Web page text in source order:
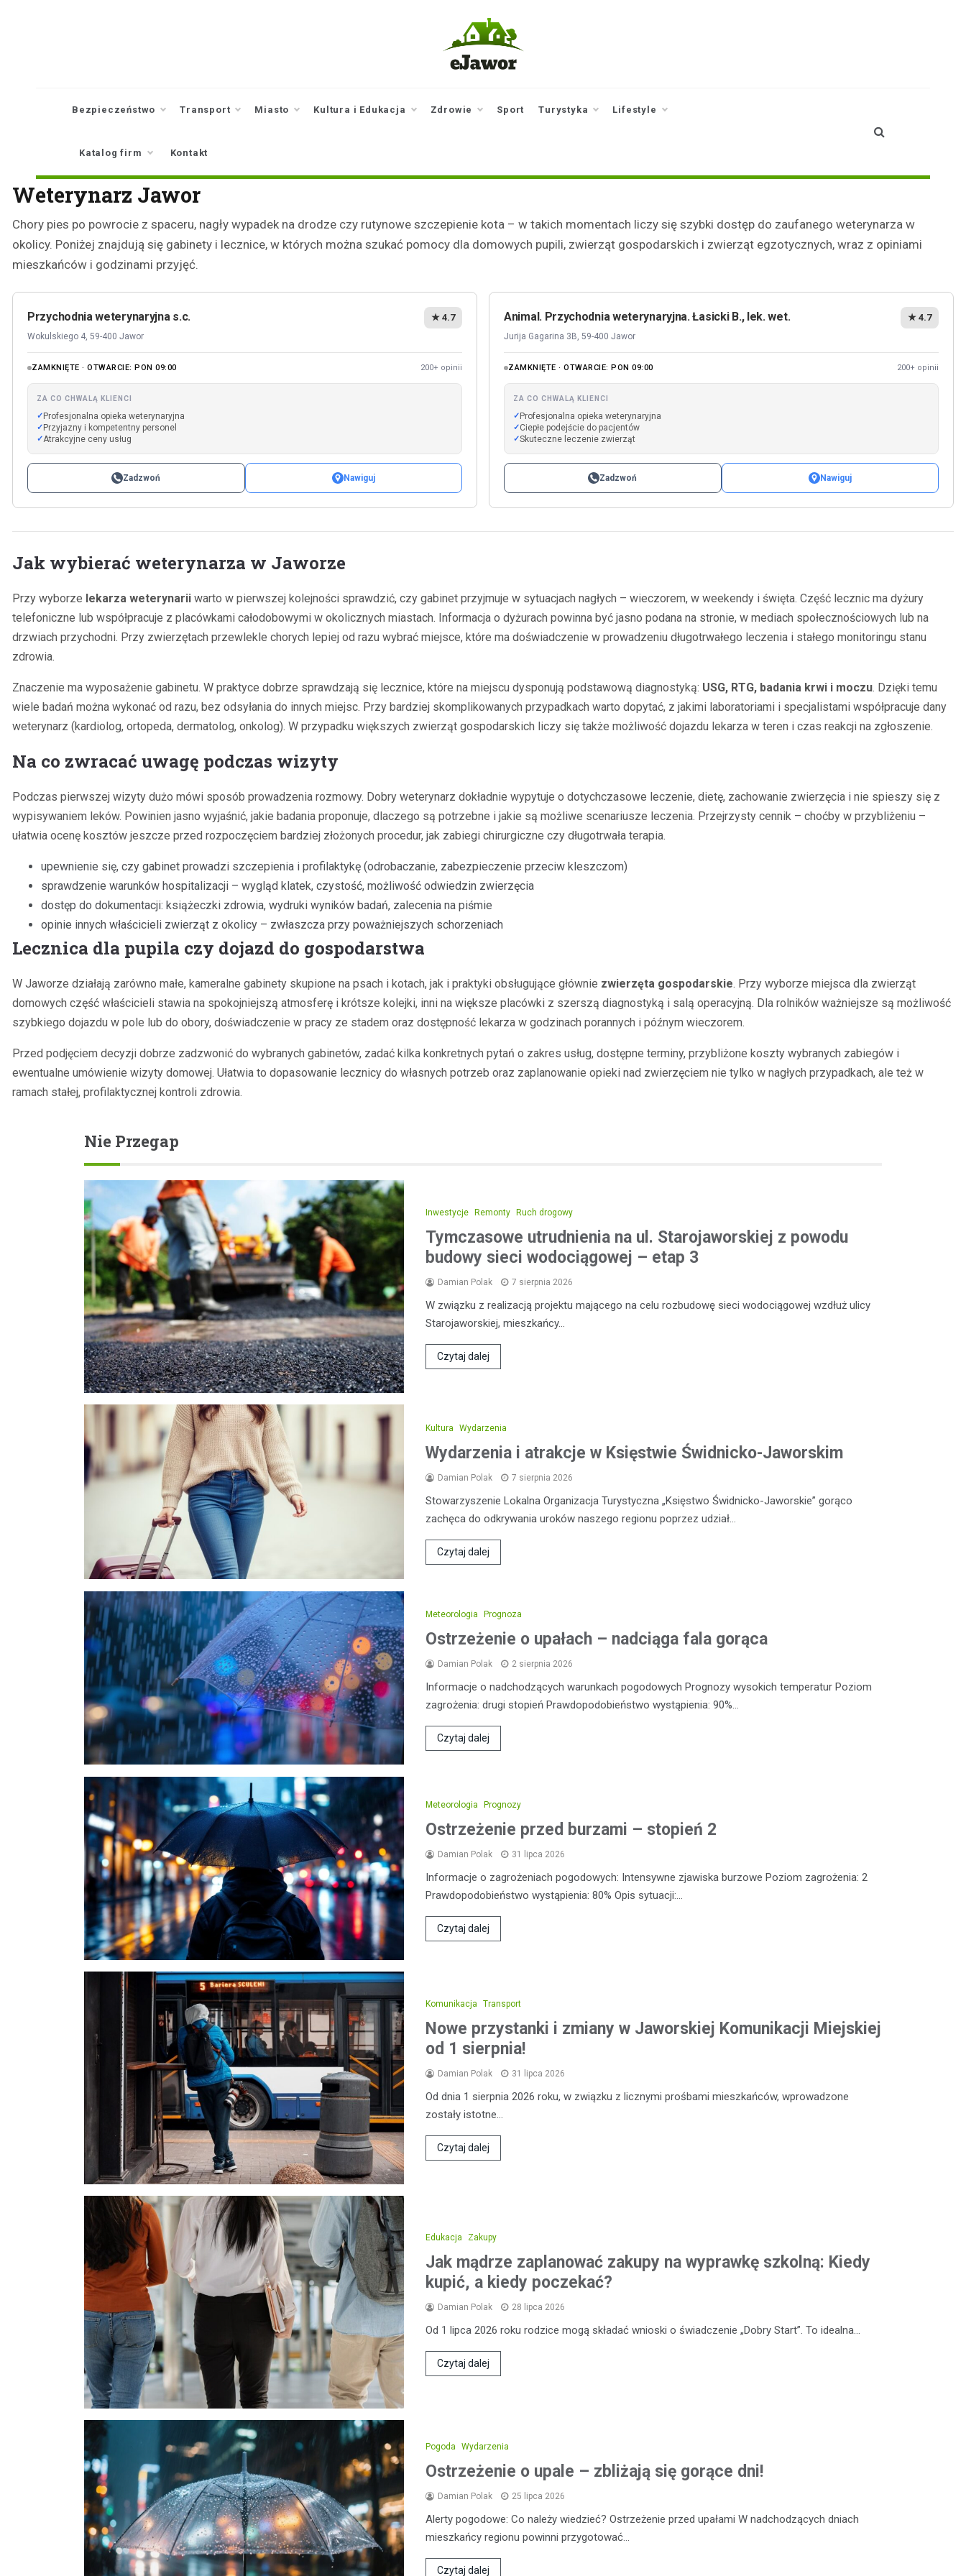
Jawora
Bezpieczeństwo Transport Miasto Kultura i Edukacja Zdrowie Sport Turystyka Lifestyle
Katalog firm Kontakt
Weterynarz Jawor
Chory pies po powrocie z spaceru, nagły wypadek na drodze czy rutynowe szczepienie kota – w takich momentach liczy się szybki dostęp do zaufanego weterynarza w
okolicy. Poniżej znajdują się gabinety i lecznice, w których można szukać pomocy dla domowych pupili, zwierząt gospodarskich i zwierząt egzotycznych, wraz z opiniami
mieszkańców i godzinami przyjęć.
Przychodnia weterynaryjna s.c.
Wokulskiego 4, 59-400 Jawor
★ 4.7
ZAMKNIĘTE · OTWARCIE: PON 09:00 200+ opinii
ZA CO CHWALĄ KLIENCI
Profesjonalna opieka weterynaryjna
Przyjazny i kompetentny personel
Atrakcyjne ceny usług
Zadzwoń Nawiguj
Animal. Przychodnia weterynaryjna. Łasicki B., lek. wet.
Jurija Gagarina 3B, 59-400 Jawor
★ 4.7
ZAMKNIĘTE · OTWARCIE: PON 09:00 200+ opinii
ZA CO CHWALĄ KLIENCI
Profesjonalna opieka weterynaryjna
Ciepłe podejście do pacjentów
Skuteczne leczenie zwierząt
Zadzwoń Nawiguj
Jak wybierać weterynarza w Jaworze
Przy wyborze lekarza weterynarii warto w pierwszej kolejności sprawdzić, czy gabinet przyjmuje w sytuacjach nagłych – wieczorem, w weekendy i święta. Część lecznic ma dyżury
telefoniczne lub współpracuje z placówkami całodobowymi w okolicznych miastach. Informacja o dyżurach powinna być jasno podana na stronie, w mediach społecznościowych lub na
drzwiach przychodni. Przy zwierzętach przewlekle chorych lepiej od razu wybrać miejsce, które ma doświadczenie w prowadzeniu długotrwałego leczenia i stałego monitoringu stanu
zdrowia.
Znaczenie ma wyposażenie gabinetu. W praktyce dobrze sprawdzają się lecznice, które na miejscu dysponują podstawową diagnostyką: USG, RTG, badania krwi i moczu. Dzięki temu
wiele badań można wykonać od razu, bez odsyłania do innych miejsc. Przy bardziej skomplikowanych przypadkach warto dopytać, z jakimi laboratoriami i specjalistami współpracuje dany
weterynarz (kardiolog, ortopeda, dermatolog, onkolog). W przypadku większych zwierząt gospodarskich liczy się także możliwość dojazdu lekarza w teren i czas reakcji na zgłoszenie.
Na co zwracać uwagę podczas wizyty
Podczas pierwszej wizyty dużo mówi sposób prowadzenia rozmowy. Dobry weterynarz dokładnie wypytuje o dotychczasowe leczenie, dietę, zachowanie zwierzęcia i nie spieszy się z
wypisywaniem leków. Powinien jasno wyjaśnić, jakie badania proponuje, dlaczego są potrzebne i jakie są możliwe scenariusze leczenia. Przejrzysty cennik – choćby w przybliżeniu –
ułatwia ocenę kosztów jeszcze przed rozpoczęciem bardziej złożonych procedur, jak zabiegi chirurgiczne czy długotrwała terapia.
upewnienie się, czy gabinet prowadzi szczepienia i profilaktykę (odrobaczanie, zabezpieczenie przeciw kleszczom)
sprawdzenie warunków hospitalizacji – wygląd klatek, czystość, możliwość odwiedzin zwierzęcia
dostęp do dokumentacji: książeczki zdrowia, wydruki wyników badań, zalecenia na piśmie
opinie innych właścicieli zwierząt z okolicy – zwłaszcza przy poważniejszych schorzeniach
Lecznica dla pupila czy dojazd do gospodarstwa
W Jaworze działają zarówno małe, kameralne gabinety skupione na psach i kotach, jak i praktyki obsługujące głównie zwierzęta gospodarskie. Przy wyborze miejsca dla zwierząt
domowych część właścicieli stawia na spokojniejszą atmosferę i krótsze kolejki, inni na większe placówki z szerszą diagnostyką i salą operacyjną. Dla rolników ważniejsze są możliwość
szybkiego dojazdu w pole lub do obory, doświadczenie w pracy ze stadem oraz dostępność lekarza w godzinach porannych i późnym wieczorem.
Przed podjęciem decyzji dobrze zadzwonić do wybranych gabinetów, zadać kilka konkretnych pytań o zakres usług, dostępne terminy, przybliżone koszty wybranych zabiegów i
ewentualne umówienie wizyty domowej. Ułatwia to dopasowanie lecznicy do własnych potrzeb oraz zaplanowanie opieki nad zwierzęciem nie tylko w nagłych przypadkach, ale też w
ramach stałej, profilaktycznej kontroli zdrowia.
Nie Przegap
Inwestycje Remonty Ruch drogowy
Tymczasowe utrudnienia na ul. Starojaworskiej z powodu
budowy sieci wodociągowej – etap 3
Damian Polak 7 sierpnia 2026
W związku z realizacją projektu mającego na celu rozbudowę sieci wodociągowej wzdłuż ulicy
Starojaworskiej, mieszkańcy…
Czytaj dalej
Kultura Wydarzenia
Wydarzenia i atrakcje w Księstwie Świdnicko-Jaworskim
Damian Polak 7 sierpnia 2026
Stowarzyszenie Lokalna Organizacja Turystyczna „Księstwo Świdnicko-Jaworskie” gorąco
zachęca do odkrywania uroków naszego regionu poprzez udział…
Czytaj dalej
Meteorologia Prognoza
Ostrzeżenie o upałach – nadciąga fala gorąca
Damian Polak 2 sierpnia 2026
Informacje o nadchodzących warunkach pogodowych Prognozy wysokich temperatur Poziom
zagrożenia: drugi stopień Prawdopodobieństwo wystąpienia: 90%…
Czytaj dalej
Meteorologia Prognozy
Ostrzeżenie przed burzami – stopień 2
Damian Polak 31 lipca 2026
Informacje o zagrożeniach pogodowych: Intensywne zjawiska burzowe Poziom zagrożenia: 2
Prawdopodobieństwo wystąpienia: 80% Opis sytuacji:…
Czytaj dalej
Komunikacja Transport
Nowe przystanki i zmiany w Jaworskiej Komunikacji Miejskiej
od 1 sierpnia!
Damian Polak 31 lipca 2026
Od dnia 1 sierpnia 2026 roku, w związku z licznymi prośbami mieszkańców, wprowadzone
zostały istotne…
Czytaj dalej
Edukacja Zakupy
Jak mądrze zaplanować zakupy na wyprawkę szkolną: Kiedy
kupić, a kiedy poczekać?
Damian Polak 28 lipca 2026
Od 1 lipca 2026 roku rodzice mogą składać wnioski o świadczenie „Dobry Start”. To idealna…
Czytaj dalej
Pogoda Wydarzenia
Ostrzeżenie o upale – zbliżają się gorące dni!
Damian Polak 25 lipca 2026
Alerty pogodowe: Co należy wiedzieć? Ostrzeżenie przed upałami W nadchodzących dniach
mieszkańcy regionu powinni przygotować…
Czytaj dalej